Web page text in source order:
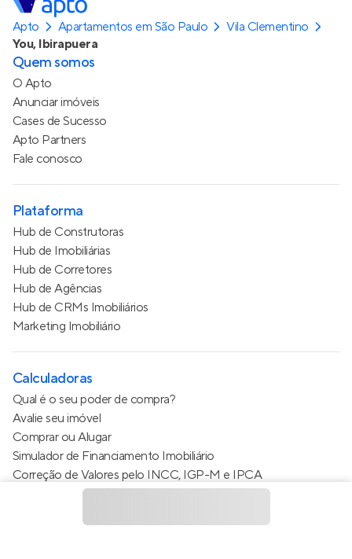
Apto Apartamentos em São Paulo
Vila Clementino
You, Ibirapuera
Quem somos
O Apto
Anunciar imóveis
Cases de Sucesso
Apto Partners
Fale conosco
Plataforma
Hub de Construtoras
Hub de Imobiliárias
Hub de Corretores
Hub de Agências
Hub de CRMs Imobiliários
Marketing Imobiliário
Calculadoras
Qual é o seu poder de compra?
Avalie seu imóvel
Comprar ou Alugar
Simulador de Financiamento Imobiliário
Correção de Valores pelo INCC, IGP-M e IPCA
Estimativa de valor do condomínio